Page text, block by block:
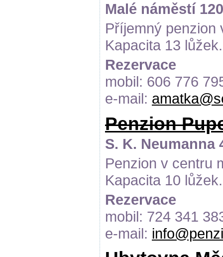
Malé náměstí
Příjemný penzion
Kapacita 13 lůžek.
Rezervace
mobil: 606 776
e-mail:
Penzion
S. K. Neumanna
Penzion v centru
Kapacita 10 lůžek.
Rezervace
mobil: 724 341
e-mail: